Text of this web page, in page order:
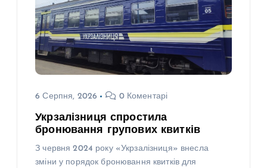
6 Серпня, 2026 0 Коментарі
Укрзалізниця спростила
бронювання групових квитків
З червня 2024 року «Укрзалізниця» внесла
зміни у порядок бронювання квитків для